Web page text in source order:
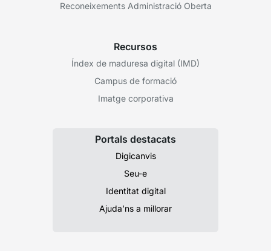
Reconeixements Administració Oberta
Recursos
Índex de maduresa digital (IMD)
Campus de formació
Imatge corporativa
Portals destacats
Digicanvis
Seu-e
Identitat digital
Ajuda’ns a millorar